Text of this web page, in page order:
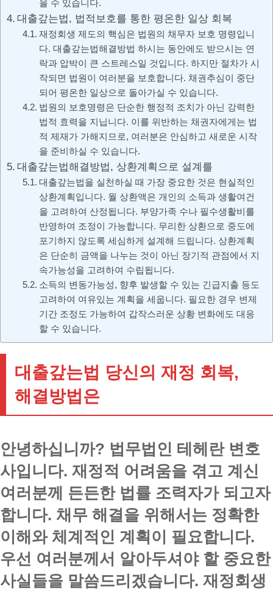
을 수 있습니다.
대출갚는법, 법적보호를 통한 평온한 일상 회복
재정회생 제도의 핵심은 법원의 채무자 보호 명령입니
다. 대출갚는법해결방법 하시는 동안에도 받으시는 연
락과 압박이 큰 스트레스일 것입니다. 하지만 절차가 시
작되면 법원이 여러분을 보호합니다. 채권추심이 중단
되어 평온한 일상으로 돌아가실 수 있습니다.
법원의 보호명령은 단순한 행정적 조치가 아닌 강력한
법적 효력을 지닙니다. 이를 위반하는 채권자에게는 법
적 제재가 가해지므로, 여러분은 안심하고 새로운 시작
을 준비하실 수 있습니다.
대출갚는법해결방법, 상환계획으로 설계를
대출갚는법을 실천하실 때 가장 중요한 것은 현실적인
상환계획입니다. 월 상환액은 개인의 소득과 생활여건
을 고려하여 산정됩니다. 부양가족 수나 필수생활비를
반영하여 조정이 가능합니다. 무리한 상환으로 중도에
포기하지 않도록 세심하게 설계해 드립니다. 상환계획
은 단순히 금액을 나누는 것이 아닌 장기적 관점에서 지
속가능성을 고려하여 수립됩니다.
소득의 변동가능성, 향후 발생할 수 있는 긴급지출 등도
고려하여 여유있는 계획을 세웁니다. 필요한 경우 변제
기간 조정도 가능하여 갑작스러운 상황 변화에도 대응
할 수 있습니다.
대출갚는법 당신의 재정 회복,
해결방법은
안녕하십니까? 법무법인 테헤란 변호
사입니다. 재정적 어려움을 겪고 계신
여러분께 든든한 법률 조력자가 되고자
합니다. 채무 해결을 위해서는 정확한
이해와 체계적인 계획이 필요합니다.
우선 여러분께서 알아두셔야 할 중요한
사실들을 말씀드리겠습니다. 재정회생